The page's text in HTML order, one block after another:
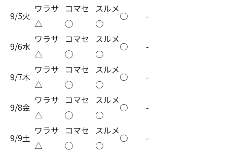
9/5火
ワラサ
△
コマセ
◯
スルメ
○
○ -
9/6水
ワラサ
△
コマセ
◯
スルメ
○
○ -
9/7木
ワラサ
△
コマセ
◯
スルメ
○
○ -
9/8金
ワラサ
△
コマセ
◯
スルメ
○
○ -
9/9土
ワラサ
△
コマセ
◯
スルメ
○
○
-